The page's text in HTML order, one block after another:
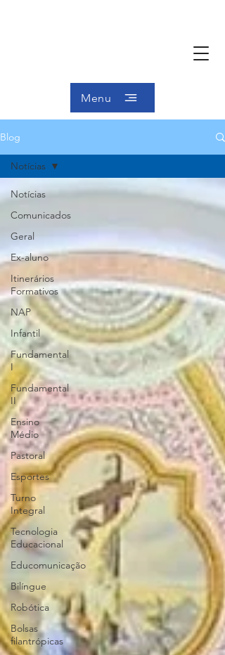
Menu
Blog
Notícias
Comunicados
Geral
Ex-aluno
Itinerários
Formativos
NAP
Infantil
Fundamental
I
Fundamental
II
Ensino
Médio
Pastoral
Esportes
Turno
Integral
Tecnologia
Educacional
Educomunicação
Bilíngue
Robótica
Bolsas
filantrópicas
Notícias